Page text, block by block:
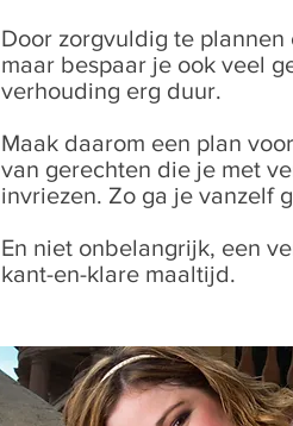
Door zorgvuldig te
maar bespaar je ook veel
verhouding erg duur.
Maak daarom een plan
van gerechten die je met
invriezen. Zo ga je vanzelf
En niet onbelangrijk, een
kant-en-klare maaltijd.